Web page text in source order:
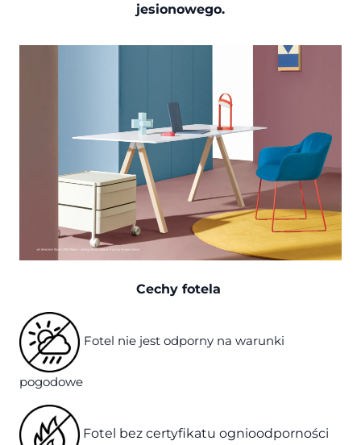
jesionowego.
Cechy fotela
Fotel nie jest odporny na warunki
pogodowe
Fotel bez certyfikatu ognioodporności